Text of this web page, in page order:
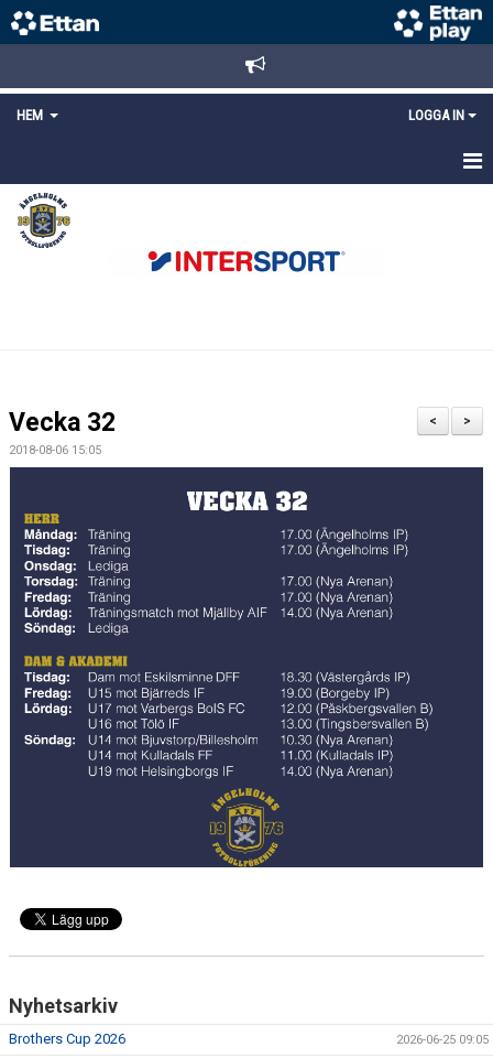
HEM LOGGA IN
STARTSIDA
NYHETER
LÄNKAR
MEDLEMS OCH TRÄNINGSAVGIFTER
>
<
Vecka 32
2018-08-06 15:05
Nyhetsarkiv
Brothers Cup 2026 2026-06-25 09:05